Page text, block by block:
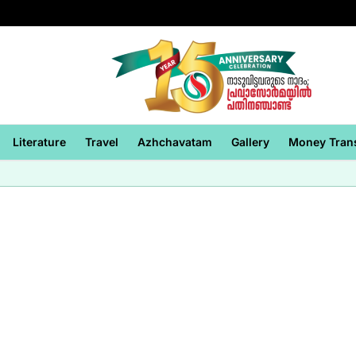
Literature Travel Azhchavatam Gallery Money